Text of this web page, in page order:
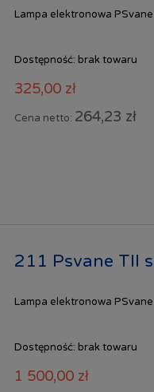
Lampa elektronowa
Dostępność: brak towaru
325,00 zł
Cena netto: 264,23 zł
211 Psvane TII
Lampa elektronowa
Dostępność: brak towaru
1 500,00 zł